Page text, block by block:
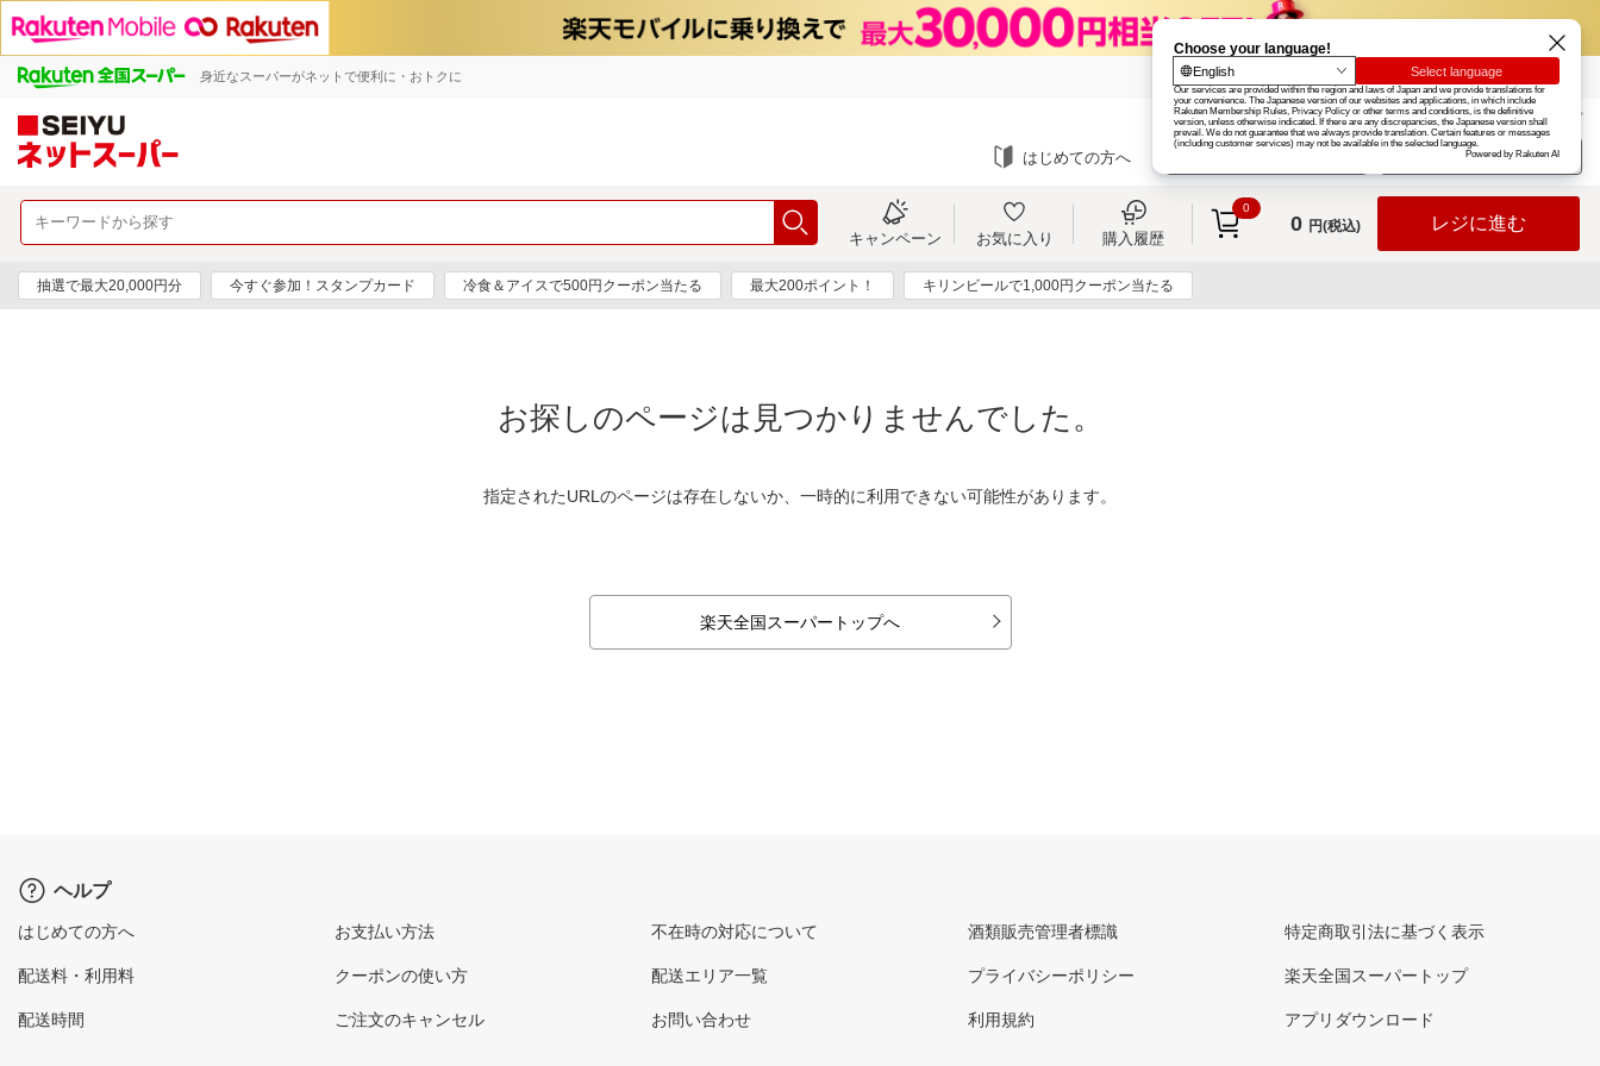
身近なスーパーがネットで便利に・おトクに 楽天グループ カード
お知らせ ヘルプ
はじめての方へ ログイン
キャンペーン お気に入り 購入履歴
0
0 円(税込) レジに進む
抽選で最大20,000円分 今すぐ参加！スタンプカード 冷食＆アイスで500円クーポン当たる 最大200ポイント！ キリンビールで1,000円クーポン当たる
お探しのページは見つかりませんでした。
指定されたURLのページは存在しないか、一時的に利用できない可能性があります。
楽天全国スーパートップへ
ヘルプ
はじめての方へ
配送料・利用料
配送時間
お支払い方法
クーポンの使い方
ご注文のキャンセル
不在時の対応について
配送エリア一覧
お問い合わせ
酒類販売管理者標識
プライバシーポリシー
利用規約
特定商取引法に基づく表示
楽天全国スーパートップ
アプリダウンロード